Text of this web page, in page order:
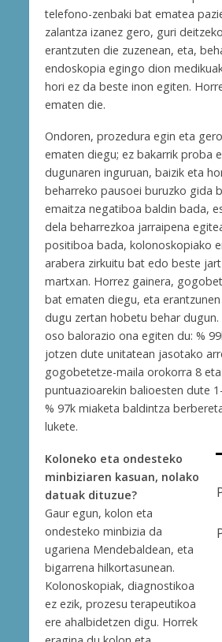
telefono-zenbaki bat ematea
zalantza izanez gero, guri
erantzuten die zuzenean, eta,
endoskopia egingo dion
hori ez da beste inon egiten.
ematen die.
Ondoren, prozedura egin eta
ematen diegu; ez bakarrik proba
dugunaren inguruan, baizik eta
beharreko pausoei buruzko gida
emaitza negatiboa baldin bada,
dela beharrezkoa jarraipena
positiboa bada, kolonoskopiako
arabera zirkuitu bat edo beste
martxan. Horrez gainera,
bat ematen diegu, eta
dugu zertan hobetu behar
oso balorazio ona egiten du: %
jotzen dute unitatean jasotako
gogobetetze-maila orokorra 8
puntuazioarekin balioesten dute
% 97k miaketa baldintza
lukete.
Koloneko eta ondesteko
minbiziaren kasuan, nolako
datuak dituzue?
Gaur egun, kolon eta
ondesteko minbizia da
ugariena Mendebaldean, eta
bigarrena hilkortasunean.
Kolonoskopiak, diagnostikoa
ez ezik, prozesu terapeutikoa
ere ahalbidetzen digu. Horrek